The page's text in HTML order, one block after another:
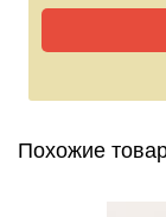
Похожие